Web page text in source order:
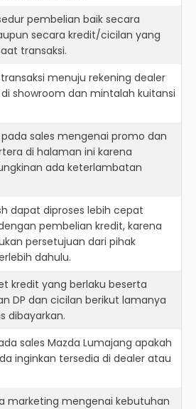
pembelian baik secara
secara kredit/cicilan yang
transaksi.
menuju rekening dealer
showroom dan mintalah kuitansi
sales mengenai promo dan
di halaman ini karena
ada keterlambatan
dapat diproses lebih cepat
pembelian kredit, karena
persetujuan dari pihak
dahulu.
kredit yang berlaku beserta
DP dan cicilan berikut lamanya
dibayarkan.
sales Mazda Lumajang apakah
inginkan tersedia di dealer atau
marketing mengenai kebutuhan